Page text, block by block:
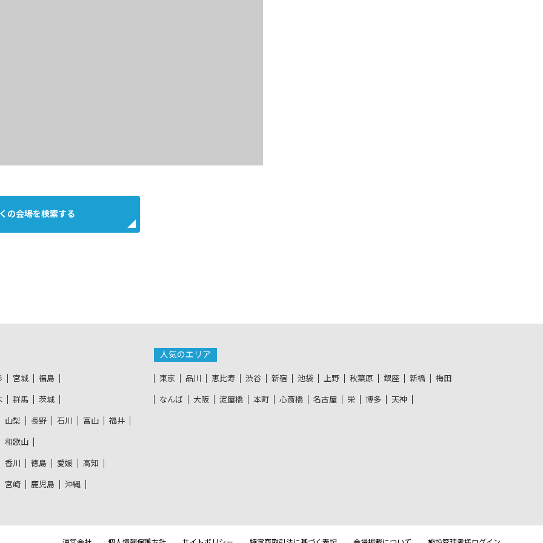
の会場を検索する
宮城 福島
群馬 茨城
山梨 長野 石川 富山 福井
和歌山
香川 徳島 愛媛 高知
宮崎 鹿児島 沖縄
人気のエリア
東京 品川 恵比寿 渋谷 新宿 池袋 上野 秋葉原 銀座 新橋 梅田
なんば 大阪 淀屋橋 本町 心斎橋 名古屋 栄 博多 天神